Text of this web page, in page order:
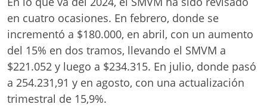
en cuatro ocasiones. En febrero, donde se
incrementó a $180.000, en abril, con un aumento
del 15% en dos tramos, llevando el SMVM a
$221.052 y luego a $234.315. En julio, donde pasó
a 254.231,91 y en agosto, con una actualización
trimestral de 15,9%.